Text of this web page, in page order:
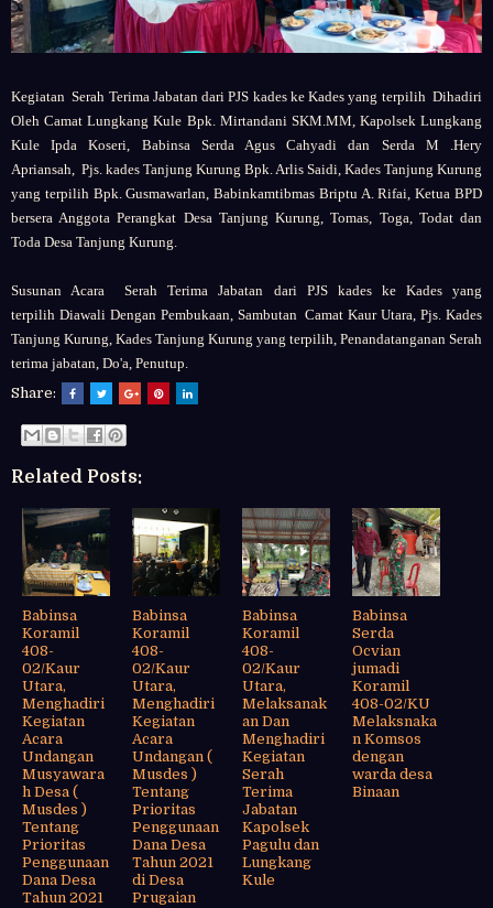
Kegiatan Serah Terima Jabatan dari PJS kades ke Kades yang terpilih Dihadiri
Oleh Camat Lungkang Kule Bpk. Mirtandani SKM.MM, Kapolsek Lungkang
Kule Ipda Koseri,
Babinsa Serda Agus Cahyadi dan Serda M .Hery
Apriansah,
Pjs. kades Tanjung Kurung Bpk. Arlis Saidi, Kades Tanjung Kurung
yang terpilih Bpk. Gusmawarlan, Babinkamtibmas Briptu A. Rifai,Ketua BPD
bersera Anggota Perangkat Desa Tanjung Kurung,Tomas, Toga, Todat dan
Toda Desa Tanjung Kurung.
Susunan Acara
Serah Terima Jabatan dari PJS kades ke Kades yang
terpilih Diawali Dengan Pembukaan, Sambutan Camat Kaur Utara, Pjs. Kades
Tanjung Kurung, Kades Tanjung Kurung yang terpilih, Penandatanganan Serah
terima jabatan, Do'a, Penutup.
Share:
Related Posts:
Babinsa
Koramil
408-
02/Kaur
Utara,
Menghadiri
Kegiatan
Acara
Undangan
Musyawara
h Desa (
Musdes )
Tentang
Prioritas
Penggunaan
Dana Desa
Tahun 2021
Babinsa
Koramil
408-
02/Kaur
Utara,
Menghadiri
Kegiatan
Acara
Undangan (
Musdes )
Tentang
Prioritas
Penggunaan
Dana Desa
Tahun 2021
di Desa
Prugaian
Babinsa
Koramil
408-
02/Kaur
Utara,
Melaksanak
an Dan
Menghadiri
Kegiatan
Serah
Terima
Jabatan
Kapolsek
Pagulu dan
Lungkang
Kule
Babinsa
Serda
Ocvian
jumadi
Koramil
408-02/KU
Melaksnaka
n Komsos
dengan
warda desa
Binaan